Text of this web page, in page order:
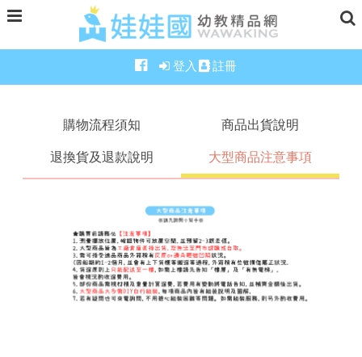
登入 註冊
購物流程須知 商品出貨說明
退換貨及退款說明 大型商品注意事項